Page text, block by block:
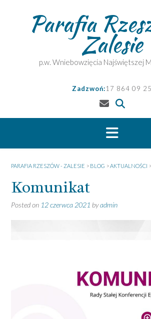
Parafia
Zalesie
p.w. Wniebowzięcia Najświętszej
Zadzwoń:17 864 09 25
PARAFIA RZESZÓW - ZALESIE > BLOG >AKTUALNOŚCI >
Komunikat
Posted on 12 czerwca 2021 byadmin